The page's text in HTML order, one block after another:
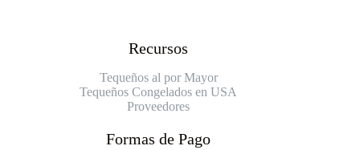
Recursos
Tequeños al por Mayor
Tequeños Congelados en USA
Proveedores
Formas de Pago